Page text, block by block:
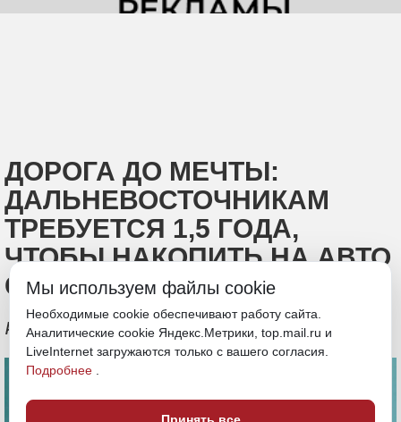
ДОРОГА ДО МЕЧТЫ:
ДАЛЬНЕВОСТОЧНИКАМ
ТРЕБУЕТСЯ 1,5 ГОДА,
ЧТОБЫ НАКОПИТЬ НА АВТО
С ПРОБЕГОМ
Речь идет о сумме в 1,5 млн рублей
Мы используем файлы cookie
Необходимые cookie обеспечивают работу сайта.
Аналитические cookie Яндекс.Метрики, top.mail.ru и
LiveInternet загружаются только с вашего согласия.
Подробнее